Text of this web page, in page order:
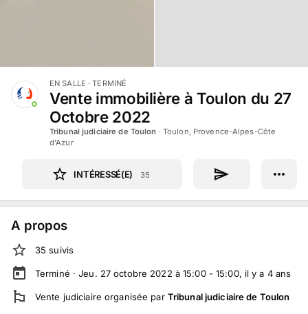
EN SALLE · TERMINÉ
Vente immobilière à Toulon du 27
Octobre 2022
Tribunal judiciaire de Toulon · Toulon, Provence-Alpes-Côte
d'Azur
INTÉRESSÉ(E) 35
A propos
35 suivis
Terminé ·Jeu. 27 octobre 2022 à 15:00 - 15:00, il y a 4 ans
Vente judiciaire organisée par Tribunal judiciaire de Toulon